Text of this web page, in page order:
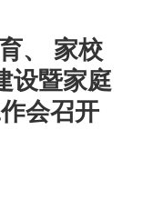
、 家校
设暨家庭
会召开